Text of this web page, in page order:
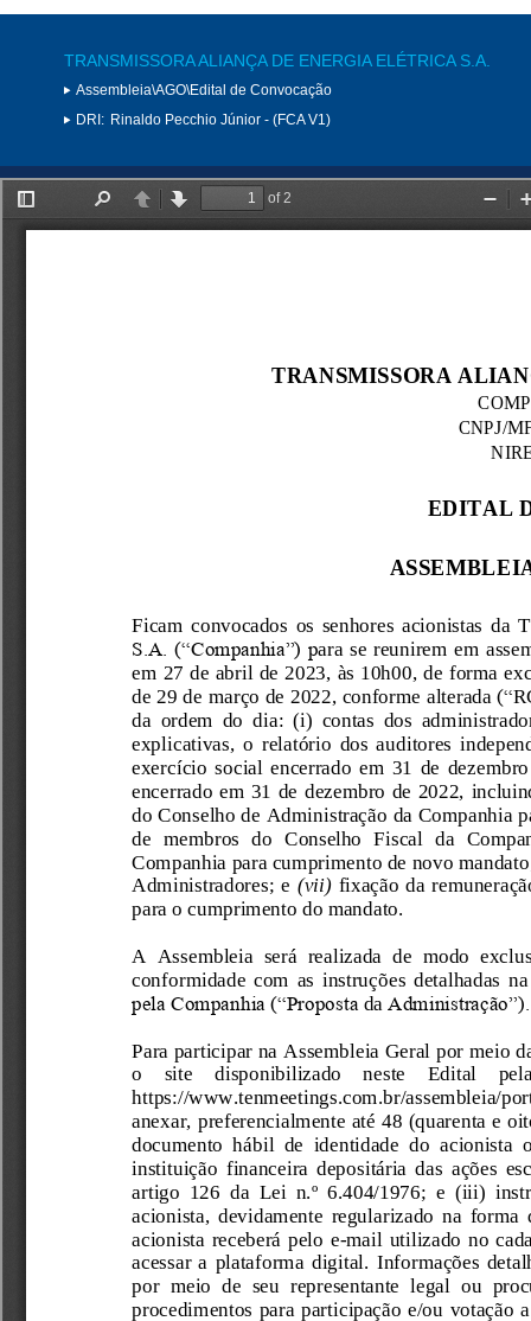
TRANSMISSORA ALIANÇA DE ENERGIA ELÉTRICA S.A.
Assembleia\AGO\Edital de Convocação
DRI: Rinaldo Pecchio Júnior - (FCA V1)